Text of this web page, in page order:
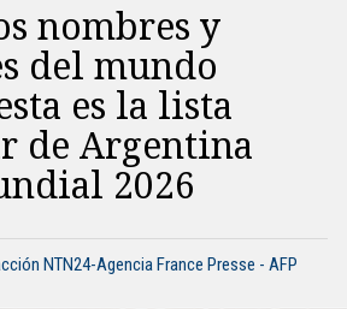
nombres y
del mundo
es la lista
de Argentina
2026
NTN24-Agencia France Presse - AFP